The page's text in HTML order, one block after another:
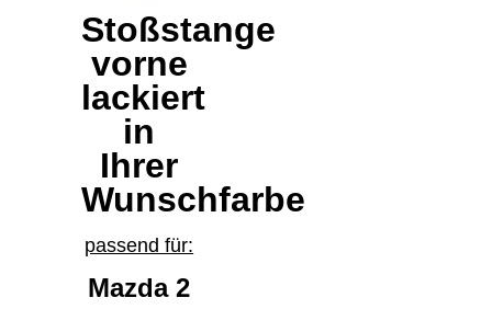
Stoßstange
vorne
lackiert
in
Ihrer
Wunschfarbe
passend für:
Mazda 2